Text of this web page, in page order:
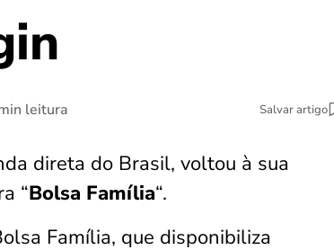
leitura Salvar artigo
direta do Brasil, voltou à sua
“Bolsa Família“.
Família, que disponibiliza